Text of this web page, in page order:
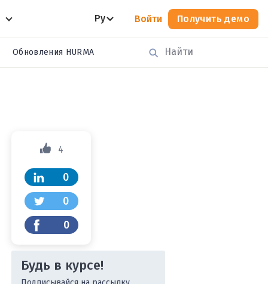
Ру Войти Получить демо
Обновления HURMA
4
0
0
0
Будь в курсе!